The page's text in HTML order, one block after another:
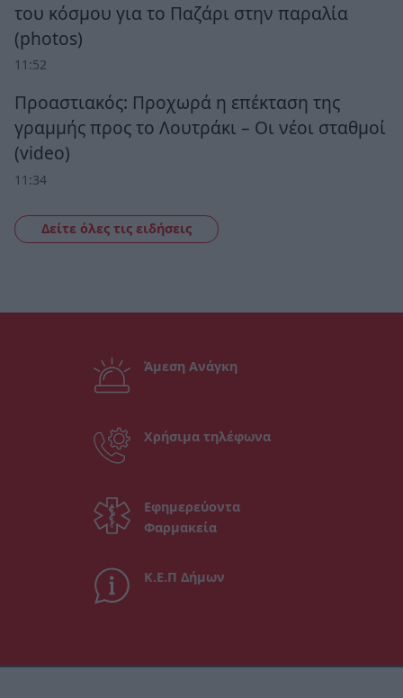
του κόσμου για το Παζάρι στην παραλία
(photos)
11:52
Προαστιακός: Προχωρά η επέκταση της
γραμμής προς το Λουτράκι – Οι νέοι σταθμοί
(video)
11:34
Δείτε όλες τις ειδήσεις
Άμεση Ανάγκη
Χρήσιμα τηλέφωνα
Εφημερεύοντα
Φαρμακεία
Κ.Ε.Π Δήμων